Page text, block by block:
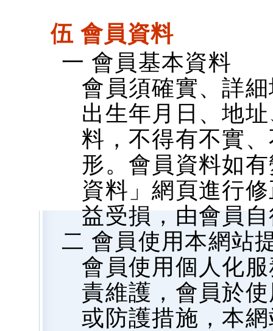
伍 會員資料
一 會員基本資料
會員須確實、詳
出生年月日、地
料，不得有不實
形。會員資料如
資料」網頁進行
益受損，由會員
二 會員使用本網站
會員使用個人化
責維護，會員於
或防護措施，本